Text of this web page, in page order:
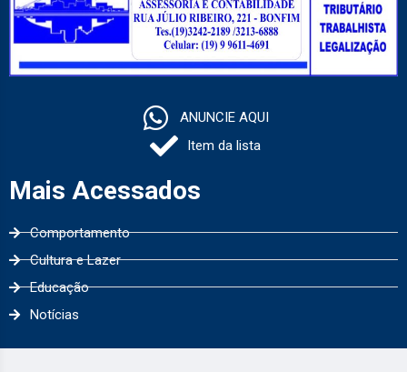
ANUNCIE AQUI
Item da lista
Mais Acessados
Comportamento
Cultura e Lazer
Educação
Notícias